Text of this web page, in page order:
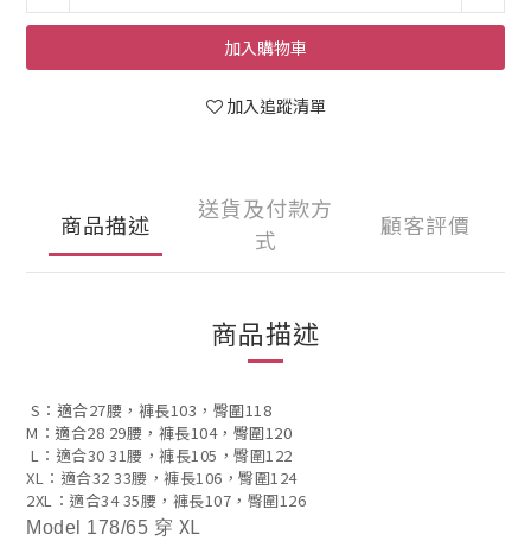
加入購物車
加入追蹤清單
商品描述
送貨及付款方
式
顧客評價
商品描述
S：適合27腰 ， 褲長103 ， 臀圍118
M：適合28 29腰 ， 褲長104， 臀圍120
L：適合30 31腰 ， 褲長105 ， 臀圍122
XL：適合32 33腰 ， 褲長106 ， 臀圍124
2XL：適合34 35腰 ， 褲長107 ， 臀圍126
Model 178/65 穿 XL